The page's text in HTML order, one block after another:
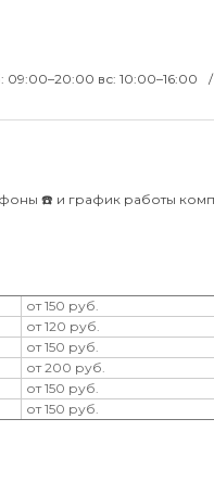
09:00–20:00 вс: 10:00–16:00
☎️ и график работы
от 150 руб.
от 120 руб.
от 150 руб.
от 200 руб.
от 150 руб.
от 150 руб.